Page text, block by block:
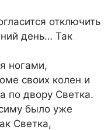
отключить
день… Так
ногами,
своих колен и
по двору Светка.
было уже
Светка,